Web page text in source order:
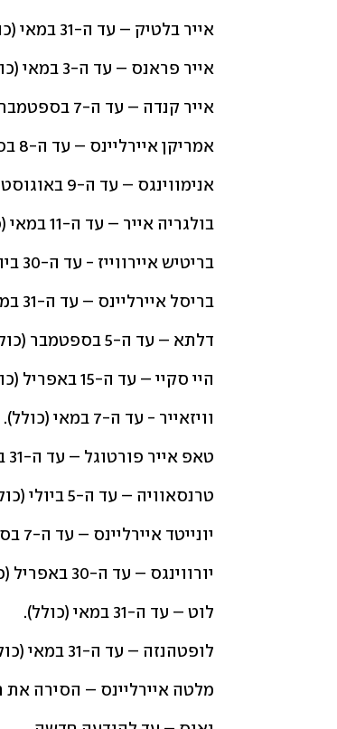
אייר בלטיק – עד ה-31 במאי (כולל).
אייר פראנס – עד ה-3 במאי (כולל).
אייר קנדה – עד ה-7 בספטמבר (כולל).
אמריקן איירליינס – עד ה-8 בספטמבר (כולל).
אנימווינגס – עד ה-9 באוגוסט (כולל).
בולגריה אייר – עד ה-11 במאי (כולל).
בריטיש איירווייז - עד ה-30 ביוני (כולל).
בריסל איירליינס – עד ה-31 במאי (כולל).
דלתא – עד ה-5 בספטמבר (כולל).
היי סקיי – עד ה-15 באפריל (כולל).
וויזאייר - עד ה-7 במאי (כולל).
טאפ אייר פורטוגל – עד ה-31 במאי (כולל).
טרנסאוויה – עד ה-5 ביולי (כולל).
יונייטד איירליינס – עד ה-7 בספטמבר (כולל).
יורווינגס – עד ה-30 באפריל (כולל).
לוט – עד ה-31 במאי (כולל).
לופטהנזה – עד ה-31 במאי (כולל).
מלטה איירליינס – הסירה את